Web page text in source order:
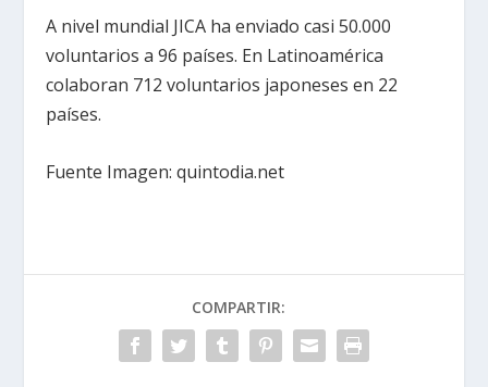
A nivel mundial JICA ha enviado casi 50.000
voluntarios a 96 países. En Latinoamérica
colaboran 712 voluntarios japoneses en 22
países.
Fuente Imagen: quintodia.net
COMPARTIR: